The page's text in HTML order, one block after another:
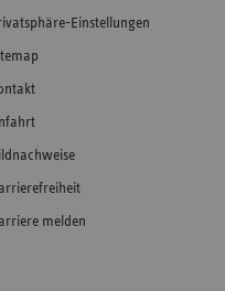
Einstellungen
melden